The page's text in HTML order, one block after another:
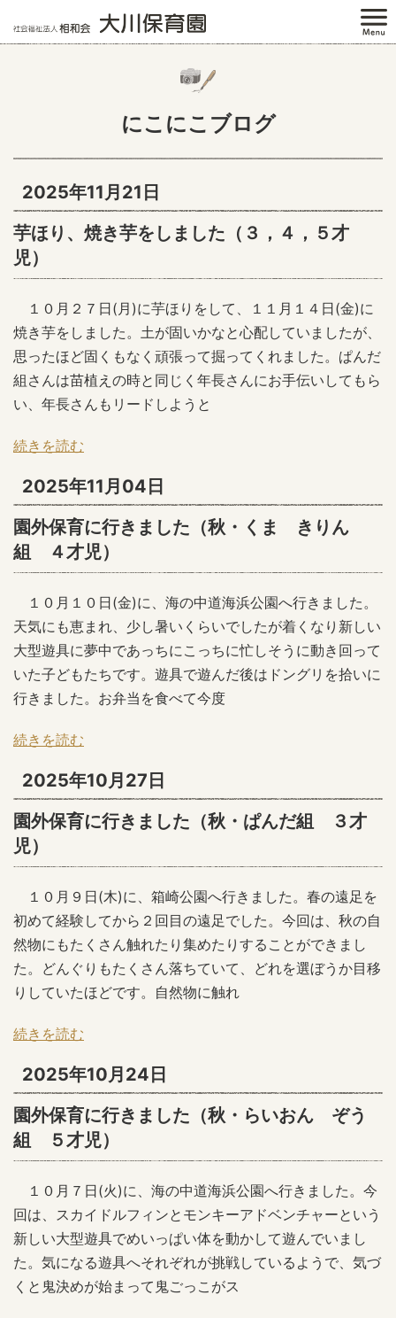
にこにこブログ
2025年11月21日
芋ほり、焼き芋をしました（３，４，５才
児）
１０月２７日(月)に芋ほりをして、１１月１４日(金)に
焼き芋をしました。土が固いかなと心配していましたが、
思ったほど固くもなく頑張って掘ってくれました。ぱんだ
組さんは苗植えの時と同じく年長さんにお手伝いしてもら
い、年長さんもリードしようと
続きを読む
2025年11月04日
園外保育に行きました（秋・くま きりん
組 ４才児）
１０月１０日(金)に、海の中道海浜公園へ行きました。
天気にも恵まれ、少し暑いくらいでしたが着くなり新しい
大型遊具に夢中であっちにこっちに忙しそうに動き回って
いた子どもたちです。遊具で遊んだ後はドングリを拾いに
行きました。お弁当を食べて今度
続きを読む
2025年10月27日
園外保育に行きました（秋・ぱんだ組 ３才
児）
１０月９日(木)に、箱崎公園へ行きました。春の遠足を
初めて経験してから２回目の遠足でした。今回は、秋の自
然物にもたくさん触れたり集めたりすることができまし
た。どんぐりもたくさん落ちていて、どれを選ぼうか目移
りしていたほどです。自然物に触れ
続きを読む
2025年10月24日
園外保育に行きました（秋・らいおん ぞう
組 ５才児）
１０月７日(火)に、海の中道海浜公園へ行きました。今
回は、スカイドルフィンとモンキーアドベンチャーという
新しい大型遊具でめいっぱい体を動かして遊んでいまし
た。気になる遊具へそれぞれが挑戦しているようで、気づ
くと鬼決めが始まって鬼ごっこがス